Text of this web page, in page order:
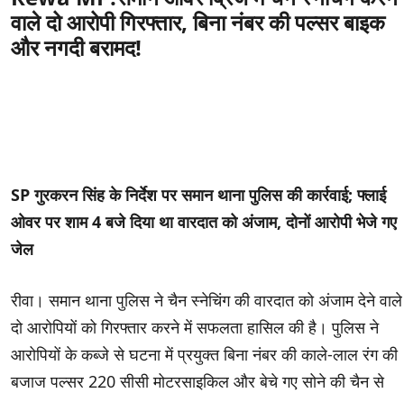
वाले दो आरोपी गिरफ्तार, बिना नंबर की पल्सर बाइक
और नगदी बरामद!
SP गुरकरन सिंह के निर्देश पर समान थाना पुलिस की कार्रवाई; फ्लाई
ओवर पर शाम 4 बजे दिया था वारदात को अंजाम, दोनों आरोपी भेजे गए
जेल
रीवा। समान थाना पुलिस ने चैन स्नेचिंग की वारदात को अंजाम देने वाले
दो आरोपियों को गिरफ्तार करने में सफलता हासिल की है। पुलिस ने
आरोपियों के कब्जे से घटना में प्रयुक्त बिना नंबर की काले-लाल रंग की
बजाज पल्सर 220 सीसी मोटरसाइकिल और बेचे गए सोने की चैन से